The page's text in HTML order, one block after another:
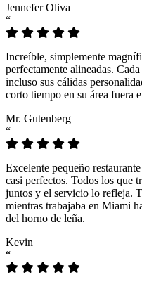
Jennefer Oliva
“
Increíble, simplemente
perfectamente alineadas.
incluso sus cálidas
corto tiempo en su área fuera
Mr. Gutenberg
“
Excelente pequeño
casi perfectos. Todos los que
juntos y el servicio lo refleja.
mientras trabajaba en Miami
del horno de leña.
Kevin
“